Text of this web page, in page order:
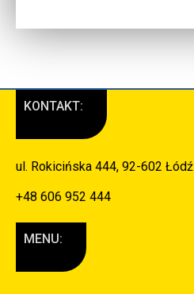
KONTAKT:
ul. Rokicińska 444, 92-602 Łódź
+48 606 952 444
MENU: